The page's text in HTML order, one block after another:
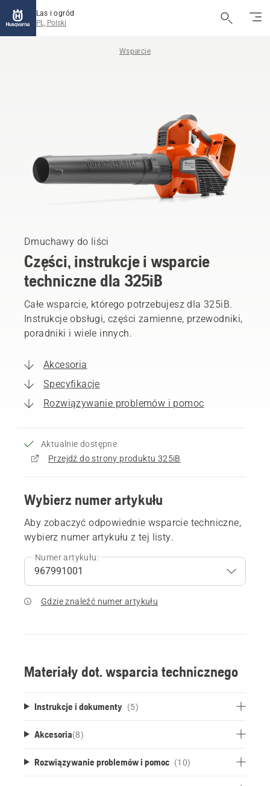
Las i ogród
PL, Polski
Wsparcie
Dmuchawy do liści
Części, instrukcje i wsparcie
techniczne dla 325iB
Całe wsparcie, którego potrzebujesz dla 325iB.
Instrukcje obsługi, części zamienne, przewodniki,
poradniki i wiele innych.
Akcesoria
Specyfikacje
Rozwiązywanie problemów i pomoc
Aktualnie dostępne
Przejdź do strony produktu 325iB
Wybierz numer artykułu
Aby zobaczyć odpowiednie wsparcie techniczne,
wybierz numer artykułu z tej listy.
Numer artykułu:
Gdzie znaleźć numer artykułu
Materiały dot. wsparcia technicznego
Instrukcje i dokumenty (5)
Akcesoria(8)
Rozwiązywanie problemów i pomoc (10)